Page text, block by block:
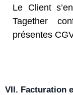
Le Client
Tagether
présentes
VII. Facturation